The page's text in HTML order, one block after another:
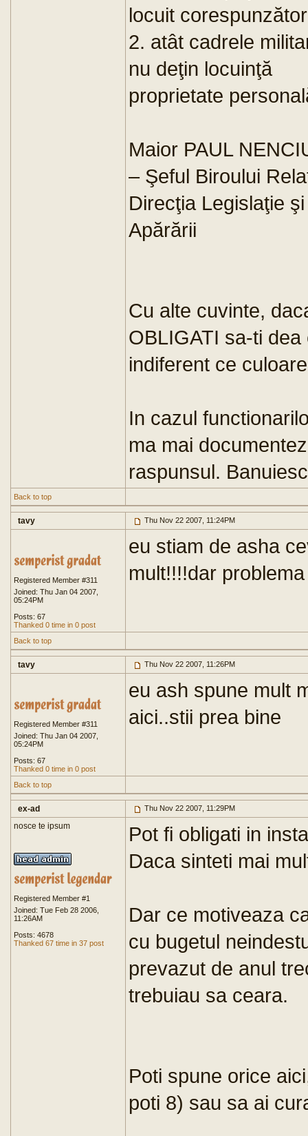
locuit
2. atât cadrele
nu deţin locuinţă
proprietate
Maior PAUL
– Şeful Biroului
Direcţia Legislaţie
Apărării
Cu alte cuvinte,
OBLIGATI sa-ti
indiferent ce
In cazul
ma mai
raspunsul.
Back to top
tavy Thu Nov 22 2007, 11:24PM
Registered Member #311
Joined: Thu Jan 04 2007,
05:24PM
Posts: 67
Thanked 0 time in 0 post
eu stiam de asha
mult!!!!dar
Back to top
tavy Thu Nov 22 2007, 11:26PM
Registered Member #311
Joined: Thu Jan 04 2007,
05:24PM
Posts: 67
Thanked 0 time in 0 post
eu ash spune mult
aici..stii prea bine
Back to top
ex-ad Thu Nov 22 2007, 11:29PM
nosce te ipsum
Registered Member #1
Joined: Tue Feb 28 2006,
11:26AM
Posts: 4678
Thanked 67 time in 37 post
Pot fi obligati in
Daca sinteti mai
Dar ce motiveaza
cu bugetul
prevazut de anul
trebuiau sa ceara.
Poti spune orice
poti 8) sau sa ai